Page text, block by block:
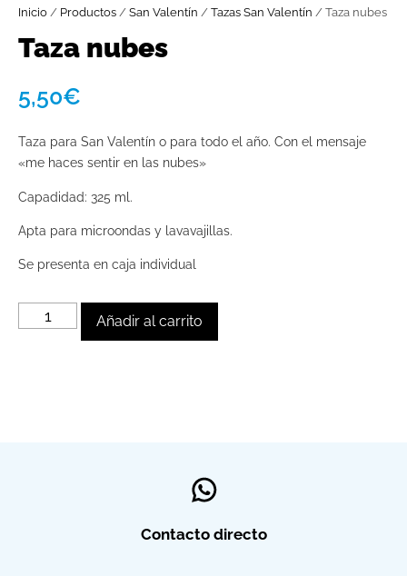
Inicio / Productos / San Valentín / Tazas San Valentín / Taza nubes
Taza nubes
5,50€
Taza para San Valentín o para todo el año. Con el mensaje
«me haces sentir en las nubes»
Capadidad: 325 ml.
Apta para microondas y lavavajillas.
Se presenta en caja individual
Añadir al carrito
Contacto directo